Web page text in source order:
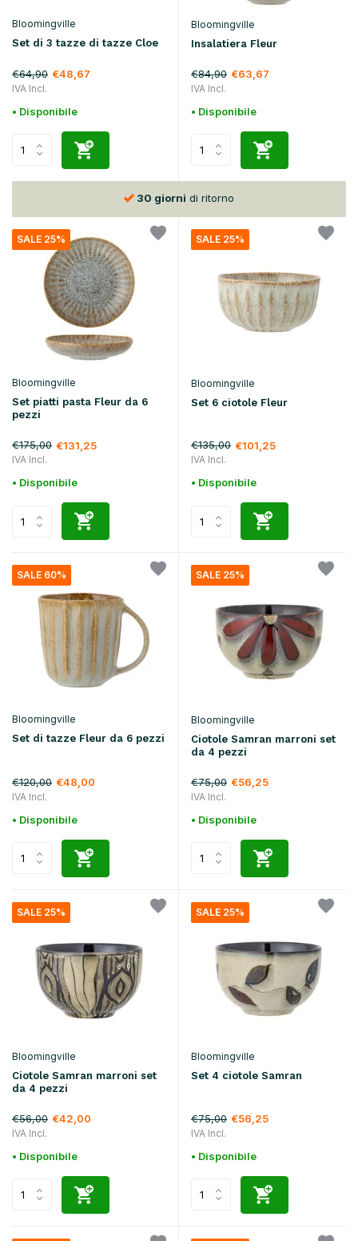
Bloomingville
Set di 3 tazze di tazze Cloe
€64,90 €48,67
IVA Incl.
• Disponibile
Bloomingville
Insalatiera Fleur
€84,90 €63,67
IVA Incl.
• Disponibile
30 giorni di ritorno
SALE 25%
Bloomingville
Set piatti pasta Fleur da 6
pezzi
€175,00 €131,25
IVA Incl.
• Disponibile
SALE 25%
Bloomingville
Set 6 ciotole Fleur
€135,00 €101,25
IVA Incl.
• Disponibile
SALE 60%
Bloomingville
Set di tazze Fleur da 6 pezzi
€120,00 €48,00
IVA Incl.
• Disponibile
SALE 25%
Bloomingville
Ciotole Samran marroni set
da 4 pezzi
€75,00 €56,25
IVA Incl.
• Disponibile
SALE 25%
Bloomingville
Ciotole Samran marroni set
da 4 pezzi
€56,00 €42,00
IVA Incl.
• Disponibile
SALE 25%
Bloomingville
Set 4 ciotole Samran
€75,00 €56,25
IVA Incl.
• Disponibile